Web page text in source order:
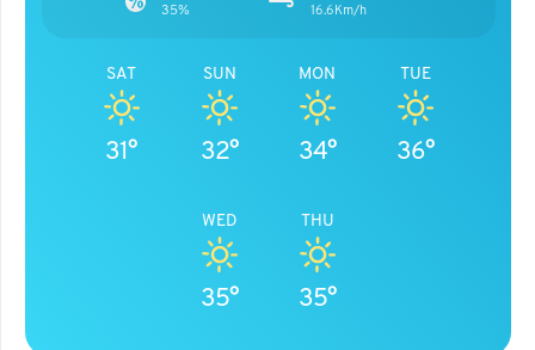
35% 16.6Km/h
SAT
31°
SUN
32°
MON
34°
TUE
36°
WED
35°
THU
35°